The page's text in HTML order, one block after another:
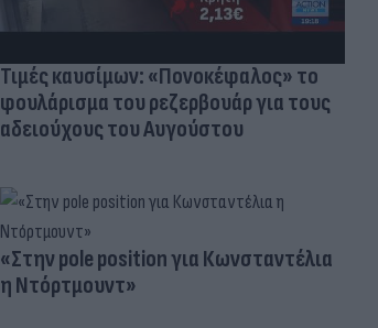
Τιμές καυσίμων: «Πονοκέφαλος» το
φουλάρισμα του ρεζερβουάρ για τους
αδειούχους του Αυγούστου
«Στην pole position για Κωνσταντέλια
η Ντόρτμουντ»